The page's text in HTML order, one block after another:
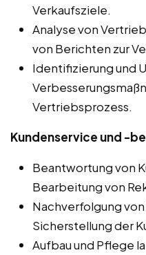
Verkaufsziele.
Analyse von
von Berichten zur
Identifizierung und
Vertriebsprozess.
Kundenservice und -
Beantwortung von
Bearbeitung von
Nachverfolgung
Sicherstellung der
Aufbau und Pflege